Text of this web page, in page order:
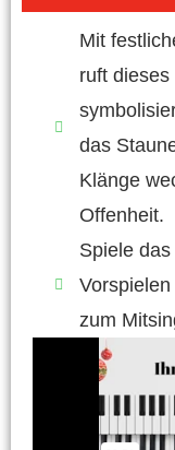
Mit
ruft
das
Klänge
Offenheit.
Spiele
zum